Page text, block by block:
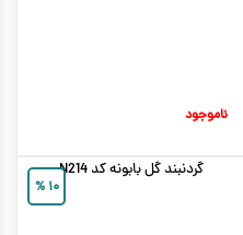
ناموجود
۱۰ %
گردنبند گل بابونه کد N214